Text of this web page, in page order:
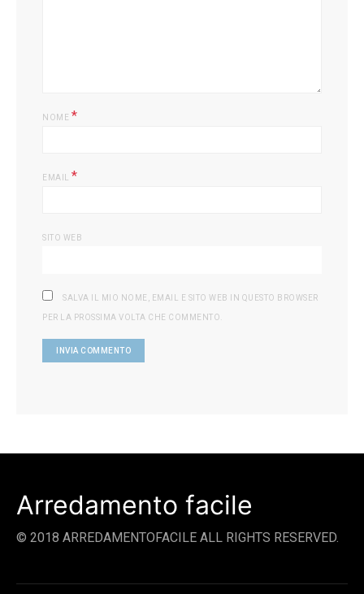
NOME *
EMAIL *
SITO WEB
SALVA IL MIO NOME, EMAIL E SITO WEB IN QUESTO BROWSER
PER LA PROSSIMA VOLTA CHE COMMENTO.
Arredamento facile
© 2018 ARREDAMENTOFACILE ALL RIGHTS RESERVED.